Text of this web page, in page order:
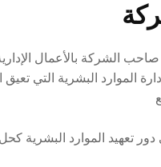
صاحب الشركة بالأعمال
الموارد البشرية التي تعيق